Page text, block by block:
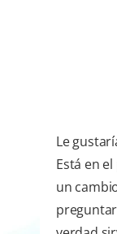
Le
Está en
un